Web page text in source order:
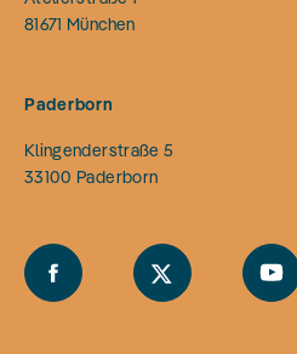
81671 München
Paderborn
Klingenderstraße 5
33100 Paderborn